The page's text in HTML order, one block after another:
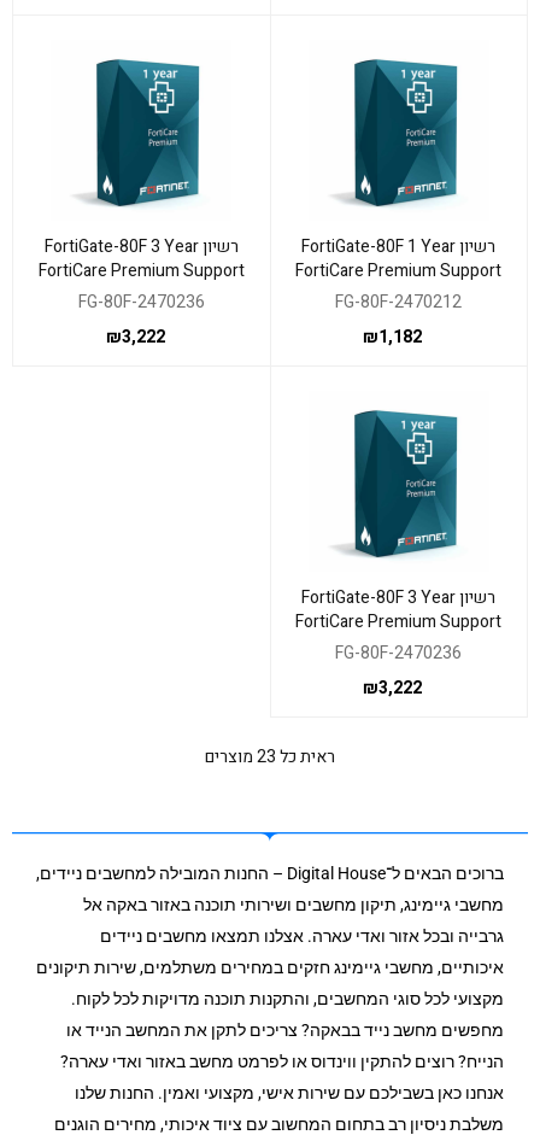
רשיון FortiGate-80F 1 Year
FortiCare Premium Support
FG-80F-2470212
₪1,182
רשיון FortiGate-80F 3 Year
FortiCare Premium Support
FG-80F-2470236
₪3,222
רשיון FortiGate-80F 3 Year
FortiCare Premium Support
FG-80F-2470236
₪3,222
ראית כל 23 מוצרים
ברוכים הבאים ל־Digital House – החנות המובילה למחשבים ניידים,
מחשבי גיימינג, תיקון מחשבים ושירותי תוכנה באזור באקה אל
גרבייה ובכל אזור ואדי עארה. אצלנו תמצאו מחשבים ניידים
איכותיים, מחשבי גיימינג חזקים במחירים משתלמים, שירות תיקונים
מקצועי לכל סוגי המחשבים, והתקנות תוכנה מדויקות לכל לקוח.
מחפשים מחשב נייד בבאקה? צריכים לתקן את המחשב הנייד או
הנייח? רוצים להתקין ווינדוס או לפרמט מחשב באזור ואדי עארה?
אנחנו כאן בשבילכם עם שירות אישי, מקצועי ואמין. החנות שלנו
משלבת ניסיון רב בתחום המחשוב עם ציוד איכותי, מחירים הוגנים